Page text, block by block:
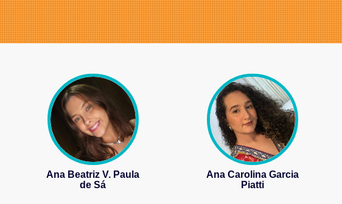
Ana Beatriz V. Paula
de Sá
Ana Carolina Garcia
Piatti